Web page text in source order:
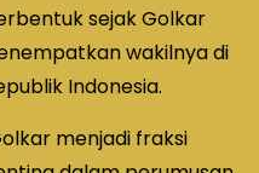
sejak Golkar
wakilnya di
Indonesia.
menjadi fraksi